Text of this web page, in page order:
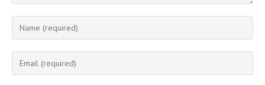
Enter
your
name
Enter
your